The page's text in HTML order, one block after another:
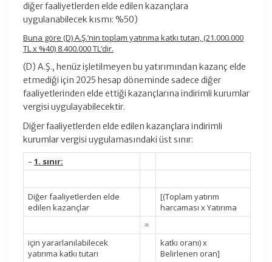
diğer faaliyetlerden elde edilen kazançlara
uygulanabilecek kısmı: %50)
Buna göre (D) A.Ş.’nin toplam yatırıma katkı tutarı, (21.000.000
TL x %40) 8.400.000 TL’dir.
(D) A.Ş., henüz işletilmeyen bu yatırımından kazanç elde
etmediği için 2025 hesap döneminde sadece diğer
faaliyetlerinden elde ettiği kazançlarına indirimli kurumlar
vergisi uygulayabilecektir.
Diğer faaliyetlerden elde edilen kazançlara indirimli
kurumlar vergisi uygulamasındaki üst sınır:
– 1. sınır:
Diğer faaliyetlerden elde
edilen kazançlar
[(Toplam yatırım
harcaması x Yatırıma
=
için yararlanılabilecek
yatırıma katkı tutarı
katkı oranı) x
Belirlenen oran]